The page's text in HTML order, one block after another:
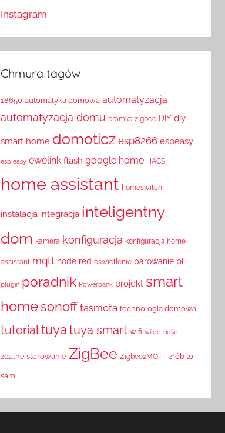
Instagram
Chmura tagów
18650 automatyka domowa automatyzacja
automatyzacja domu bramka zigbee DIY diy
smart home domoticz esp8266 espeasy
esp easy ewelink flash google home HACS
home assistant homeswitch
instalacja integracja inteligentny
dom kamera konfiguracja konfiguracja home
assistant mqtt node red oświetlenie parowanie pl
plugin poradnik Powerbank projekt smart
home sonoff tasmota technologia domowa
tutorialtuya tuya smart wifi wilgotność
zdalne sterowanie ZigBee Zigbee2MQTT zrób to
sam